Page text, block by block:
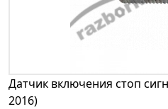
Датчик включения стоп
2016)